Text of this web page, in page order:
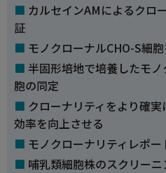
カルセインAMによるクロ
証
モノクローナルCHO-S細
半固形培地で培養したモ
胞の同定
クローナリティをより確
効率を向上させる
モノクローナリティレポー
哺乳類細胞株のスクリー